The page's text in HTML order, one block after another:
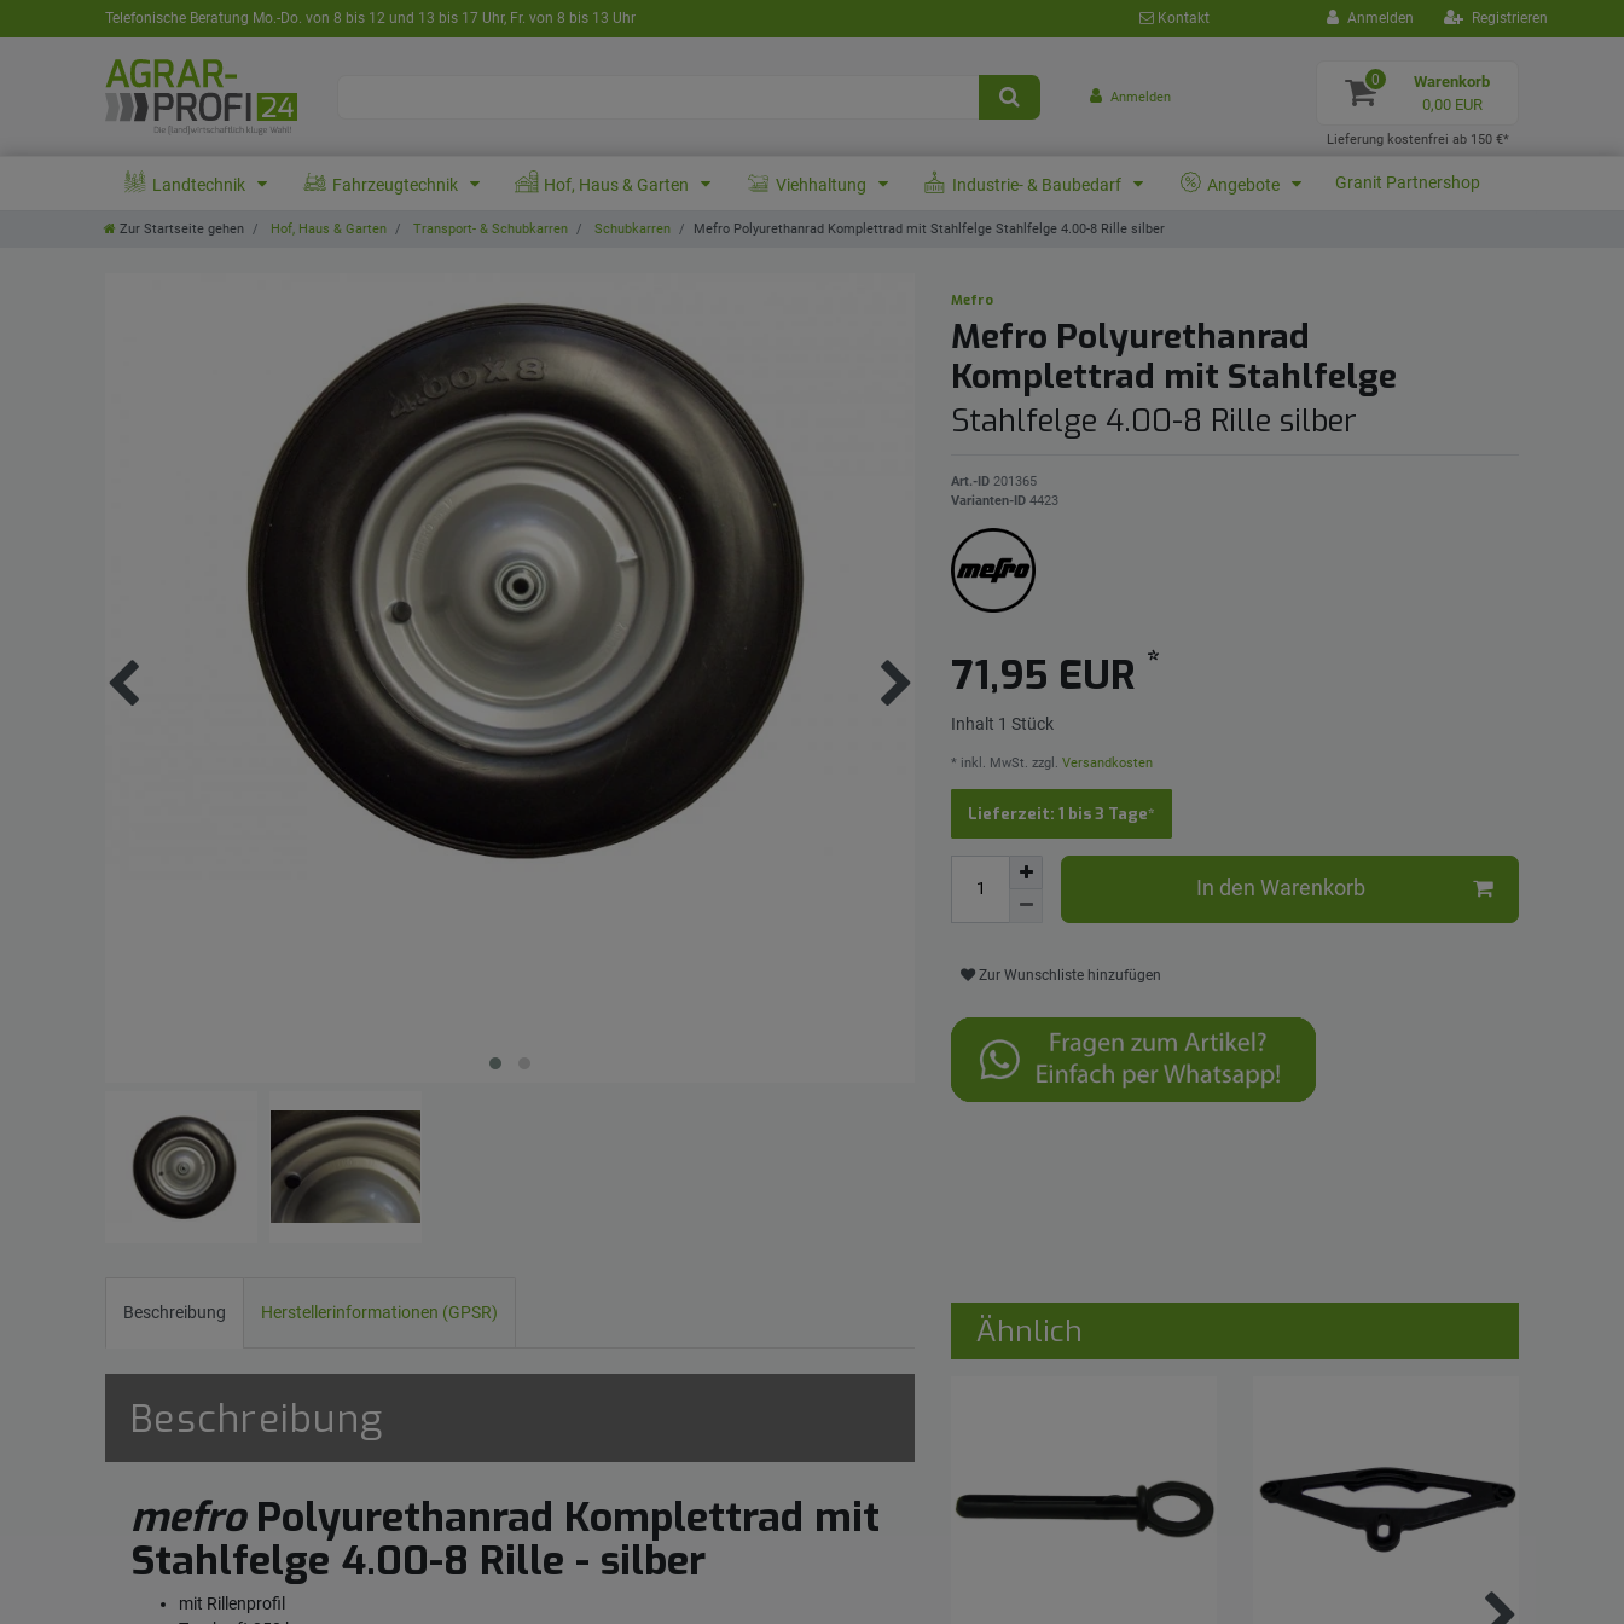
Telefonische Beratung Mo.-Do. von 8 bis 12 und 13 bis 17 Uhr, Fr. von 8 bis 13 Uhr Kontakt Anmelden Registrieren
Anmelden
0
Warenkorb
0,00 EUR
Lieferung kostenfrei ab 150 €*
Landtechnik Fahrzeugtechnik Hof, Haus & Garten Viehhaltung Industrie- & Baubedarf Angebote Granit Partnershop
Zur Startseite gehen Hof, Haus & Garten Transport- & Schubkarren Schubkarren Mefro Polyurethanrad Komplettrad mit Stahlfelge Stahlfelge 4.00-8 Rille silber
Mefro
Mefro Polyurethanrad
Komplettrad mit Stahlfelge
Stahlfelge 4.00-8 Rille silber
Art.-ID 201365
Varianten-ID 4423
71,95 EUR *
Inhalt 1 Stück
* inkl. MwSt. zzgl. Versandkosten
Lieferzeit: 1 bis 3 Tage*
In den Warenkorb
Zur Wunschliste hinzufügen
Beschreibung Herstellerinformationen (GPSR)
Beschreibung
mefroPolyurethanrad Komplettrad mit
Stahlfelge 4.00-8 Rille - silber
mit Rillenprofil
Ähnlich